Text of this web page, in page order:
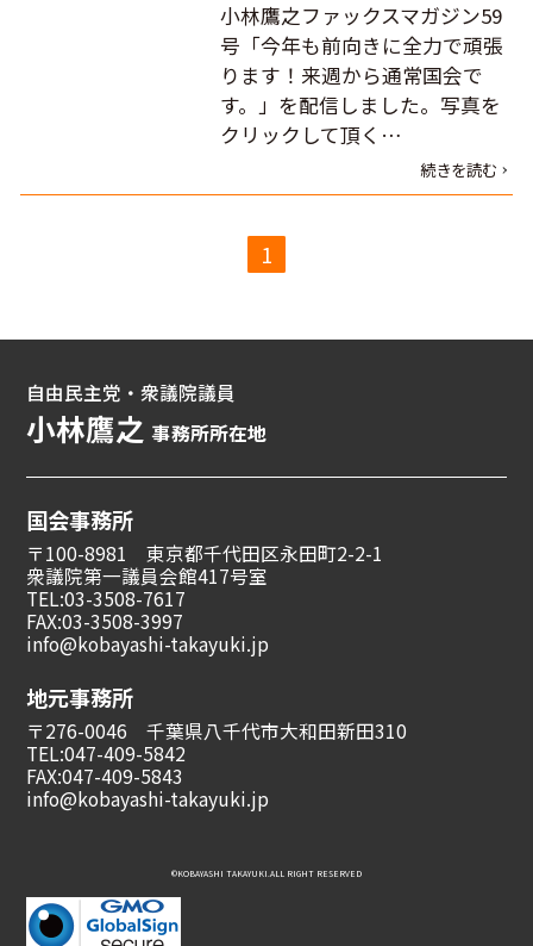
小林鷹之ファックスマガジン59
号「今年も前向きに全力で頑張
ります！来週から通常国会で
す。」を配信しました。写真を
クリックして頂く…
続きを読む
1
自由民主党・衆議院議員
小林鷹之事務所所在地
国会事務所
〒100-8981 東京都千代田区永田町2-2-1
衆議院第一議員会館417号室
TEL:03-3508-7617
FAX:03-3508-3997
info@kobayashi-takayuki.jp
地元事務所
〒276-0046 千葉県八千代市大和田新田310
TEL:047-409-5842
FAX:047-409-5843
info@kobayashi-takayuki.jp
©︎KOBAYASHI TAKAYUKI.ALL RIGHT RESERVED